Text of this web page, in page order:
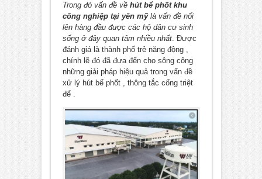
Trong đó vấn đề về hút bể phốt khu
công nghiệp tại yên mỹlà vấn đề nổi
lên hàng đầu được các hộ dân cư sinh
sống ở đây quan tâm nhiều nhất. Được
đánh giá là thành phố trẻ năng động ,
chính lẽ đó đã đưa đến cho sông công
những giải pháp hiệu quả trong vấn đề
xử lý hút bể phốt , thông tắc cống triệt
để .